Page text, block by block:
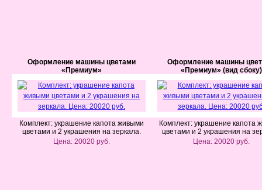
Оформление машины цветами
«Премиум»
Комплект: украшение капота живыми
цветами и 2 украшения на зеркала.
Цена: 20020 руб.
Оформление машины
«Премиум» (вид сбоку)
Комплект: украшение капота
цветами и 2 украшения на
Цена: 20020 руб.